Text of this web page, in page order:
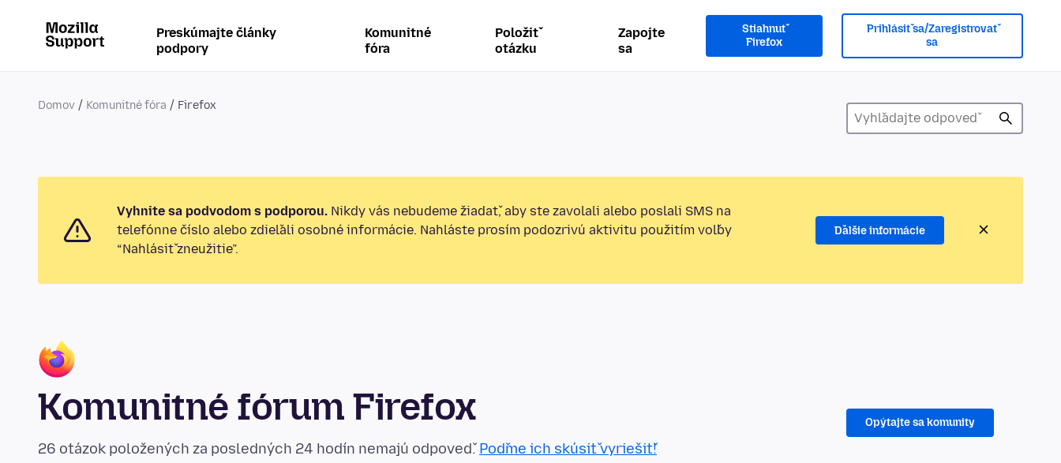
Preskúmajte články
podpory
Komunitné
fóra
Položiť
otázku
Zapojte
sa
Stiahnuť
Firefox
Prihlásiť sa/Zaregistrovať
sa
Domov Komunitné fóra Firefox
Vyhnite sa podvodom s podporou. Nikdy vás nebudeme žiadať, aby ste zavolali alebo poslali SMS na
telefónne číslo alebo zdieľali osobné informácie. Nahláste prosím podozrivú aktivitu použitím voľby
“Nahlásiť zneužitie”.
Ďalšie informácie
Komunitné fórum Firefox
26 otázok položených za posledných 24 hodín nemajú odpoveď.Poďme ich skúsiť vyriešiť!
Opýtajte sa komunity